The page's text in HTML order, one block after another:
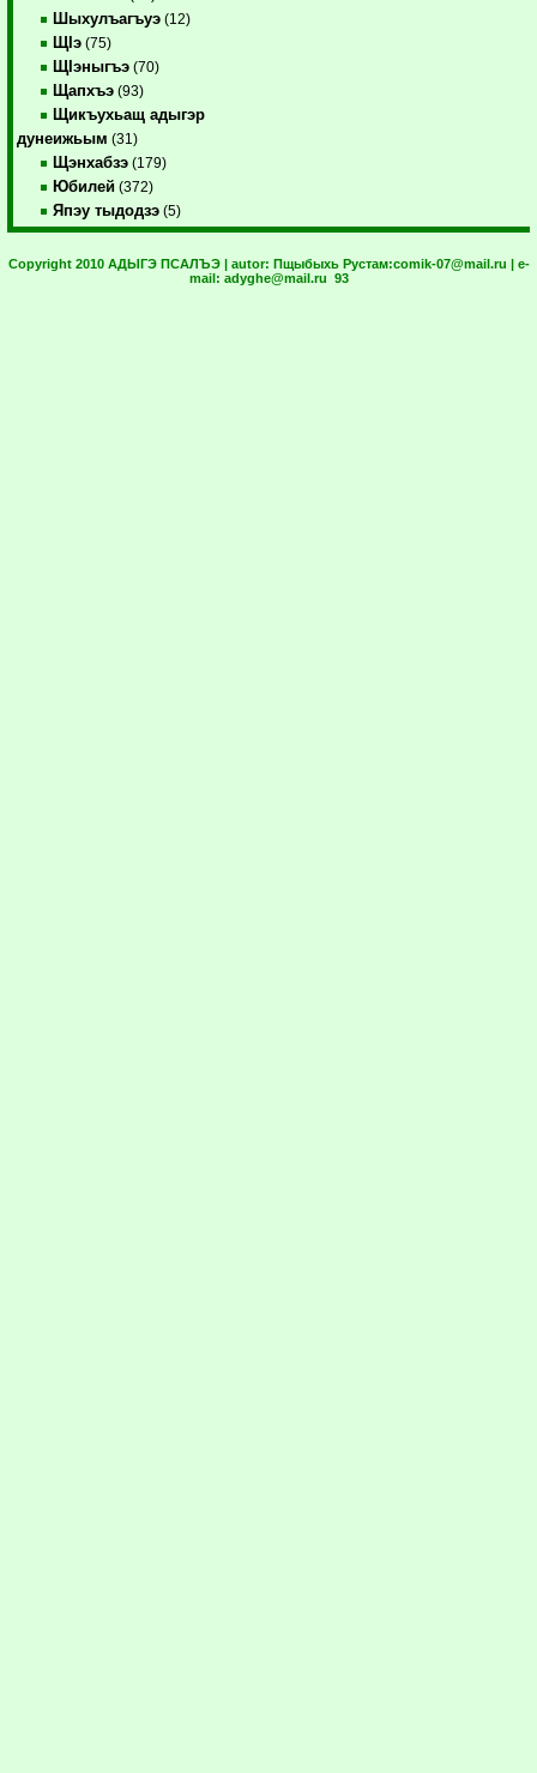
Шыхулъагъуэ (12)
ЩIэ (75)
ЩIэныгъэ (70)
Щапхъэ (93)
Щикъухьащ адыгэр
дунеижьым (31)
Щэнхабзэ (179)
Юбилей (372)
Япэу тыдодзэ (5)
Copyright 2010 АДЫГЭ ПСАЛЪЭ | autor: Пщыбыхь Рустам:comik-07@mail.ru | e-
mail: adyghe@mail.ru 93